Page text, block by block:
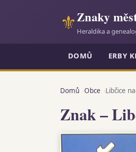
⚜Znaky
Heraldika a
DOMŮ ERBY
Domů Obce Libčice
Znak –